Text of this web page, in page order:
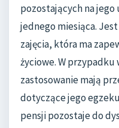
pozostających na
jednego miesiąca.
zajęcia, która ma
życiowe. W przypadku
zastosowanie mają
dotyczące jego
pensji pozostaje do